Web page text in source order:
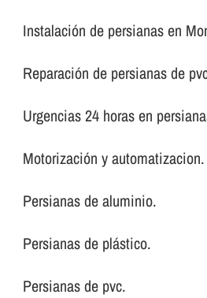
Instalación de persianas en
Reparación de persianas de
Urgencias 24 horas en
Motorización y automatizacion.
Persianas de aluminio.
Persianas de plástico.
Persianas de pvc.